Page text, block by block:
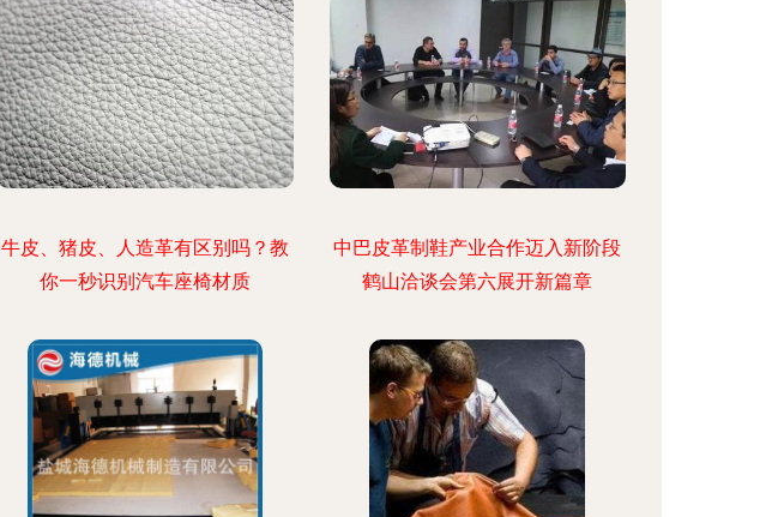
牛皮、猪皮、人造革有区别吗？教
你一秒识别汽车座椅材质
中巴皮革制鞋产业合作迈入新阶段
鹤山洽谈会第六展开新篇章